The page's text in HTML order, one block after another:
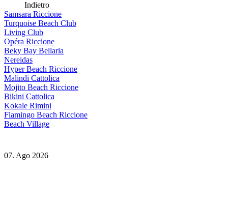
Indietro
Samsara Riccione
Turquoise Beach Club
Living Club
Opéra Riccione
Beky Bay Bellaria
Nereidas
Hyper Beach Riccione
Malindi Cattolica
Mojito Beach Riccione
Bikini Cattolica
Kokale Rimini
Flamingo Beach Riccione
Beach Village
07. Ago 2026